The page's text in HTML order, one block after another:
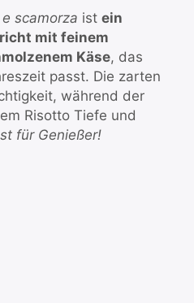
scamorza ist ein
mit feinem
Käse, das
passt. Die zarten
während der
Risotto Tiefe und
für Genießer!